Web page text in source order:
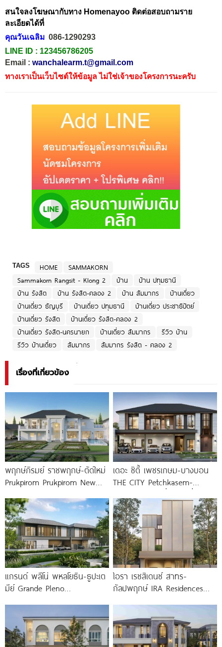
สนใจลงโฆษณากับทาง Homenayoo ติดต่อสอบถามราย
ละเอียดได้ที่
คุณวันเฉลิม 086-1290293
LINE ID : 123456786205
Email : wanchalearm.t@gmail.com
ทางเราเป็นเว็บไซต์ให้ข้อมูล ไม่ใช่เจ้าของโครงการนะครับ
TAGS HOME
SAMMAKORN
Sammakorn Rangsit - Klong 2
บ้าน
บ้าน ปทุมธานี
บ้าน รังสิต
บ้าน รังสิต-คลอง 2 บ้าน สัมมากร
บ้านเดี่ยว
บ้านเดี่ยว ธัญบุรี
บ้านเดี่ยว ปทุมธานี
บ้านเดี่ยว ประชาธิปัตย์
บ้านเดี่ยว รังสิต
บ้านเดี่ยว รังสิต-คลอง 2
บ้านเดี่ยว รังสิต-นครนายก
บ้านเดี่ยว สัมมากร
รีวิว บ้าน
รีวิว บ้านเดี่ยว
สัมมากร สัมมากร รังสิต - คลอง 2
เรื่องที่เกี่ยวข้อง
พฤกษ์ภิรมย์ ราชพฤกษ์-ตัดใหม่
Prukpirom Prukpirom New
หรู Neo
เดอะ ซิตี้ เพชรเกษม-บางบอน
THE CITY Petchkasem-
100+ เชื่อมเพชรเกษม-เอกชัย-
บางแค
แกรนด์ พลีโน่ พหลโยธิน-ธูปะเต
มีย์ Grande Pleno
ใกล้วิภาวดีรังสิตใน 1
ไอรา เรซสิเดนซ์ สาทร-
กัลปพฤกษ์ IRA Residences
เชื่อมสวนส่วนกลางทุกหลัง